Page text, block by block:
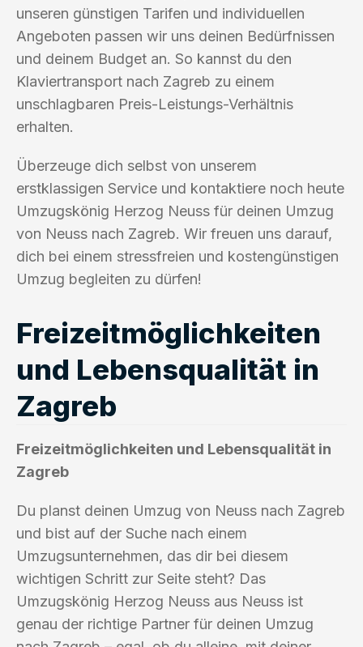
unseren günstigen Tarifen und individuellen
Angeboten passen wir uns deinen Bedürfnissen
und deinem Budget an. So kannst du den
Klaviertransport nach Zagreb zu einem
unschlagbaren Preis-Leistungs-Verhältnis
erhalten.
Überzeuge dich selbst von unserem
erstklassigen Service und kontaktiere noch heute
Umzugskönig Herzog Neuss für deinen Umzug
von Neuss nach Zagreb. Wir freuen uns darauf,
dich bei einem stressfreien und kostengünstigen
Umzug begleiten zu dürfen!
Freizeitmöglichkeiten
und Lebensqualität in
Zagreb
Freizeitmöglichkeiten und Lebensqualität in
Zagreb
Du planst deinen Umzug von Neuss nach Zagreb
und bist auf der Suche nach einem
Umzugsunternehmen, das dir bei diesem
wichtigen Schritt zur Seite steht? Das
Umzugskönig Herzog Neuss aus Neuss ist
genau der richtige Partner für deinen Umzug